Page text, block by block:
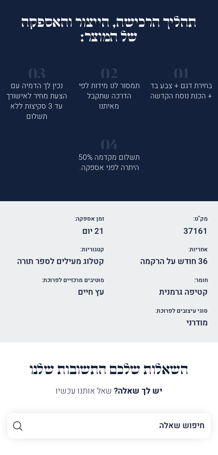
תהליך הרכישה, הייצור והאספקה
של המוצר:
בחירת דגם + צבע בד
+ הכנת נוסח הקדשה
תמסור לנו מידות לפי
הדרכה שתקבל
מאיתנו
נכין לך הדמיה עם
הצעת מחיר לאישורך
עד 3 סקיצות ללא
תשלום
תשלום מקדמה 50%
היתרה לפני אספקה.
מק"ט:
37161
זמן אספקה:
21 יום
אחריות:
36 חודש על הרקמה
קטגוריות:
קטלוג מעילים לספר תורה
חומר:
קטיפה גרמנית
מוטיבים מרכזיים לפרוכת:
עץ חיים
סוגי עיצובים לפרוכת:
מודרני
השאלות שלכם התשובות שלנו
יש לך שאלה? שאל אותנו עכשיו
השם